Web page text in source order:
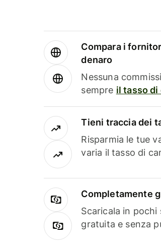
Compara i
denaro
Nessuna
sempre il tasso di
Tieni traccia dei
Risparmia le tue
varia il tasso di
Completamente
Scaricala in
gratuita e senza